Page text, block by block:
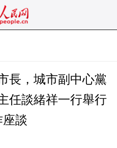
長，城市副中心黨
任談緒祥一行舉行
座談